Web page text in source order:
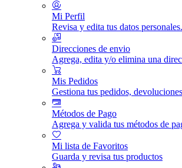
Mi Perfil
Revisa y edita tus datos personales.
Direcciones de envio
Agrega, edita y/o elimina una
Mis Pedidos
Gestiona tus pedidos,
Métodos de Pago
Agrega y valida tus métodos de
Mi lista de Favoritos
Guarda y revisa tus productos